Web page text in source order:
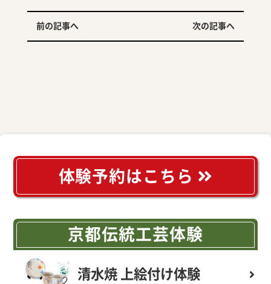
体験予約はこちら
京都伝統工芸体験
清水焼 上絵付け体験
前の記事へ 次の記事へ